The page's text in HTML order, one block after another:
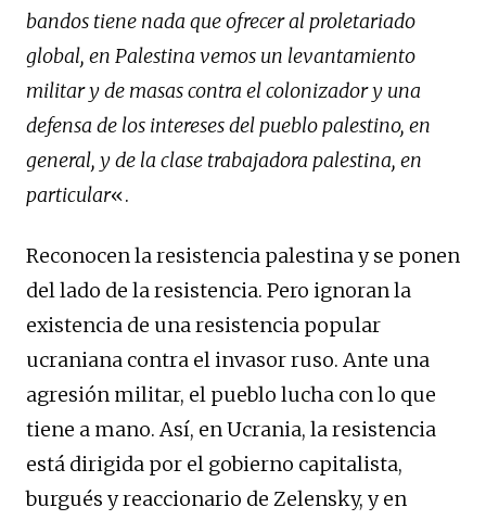
bandos tiene nada que ofrecer al proletariado
global, en Palestina vemos un levantamiento
militar y de masas contra el colonizador y una
defensa de los intereses del pueblo palestino, en
general, y de la clase trabajadora palestina, en
particular«.
Reconocen la resistencia palestina y se ponen
del lado de la resistencia. Pero ignoran la
existencia de una resistencia popular
ucraniana contra el invasor ruso. Ante una
agresión militar, el pueblo lucha con lo que
tiene a mano. Así, en Ucrania, la resistencia
está dirigida por el gobierno capitalista,
burgués y reaccionario de Zelensky, y en